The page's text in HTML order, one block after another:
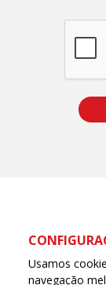
Usamos
navegação